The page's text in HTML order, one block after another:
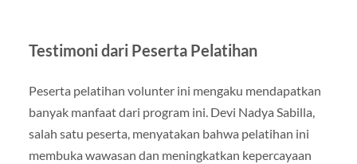
Testimoni dari Peserta Pelatihan
Peserta pelatihan volunter ini mengaku mendapatkan
banyak manfaat dari program ini. Devi Nadya Sabilla,
salah satu peserta, menyatakan bahwa pelatihan ini
membuka wawasan dan meningkatkan kepercayaan